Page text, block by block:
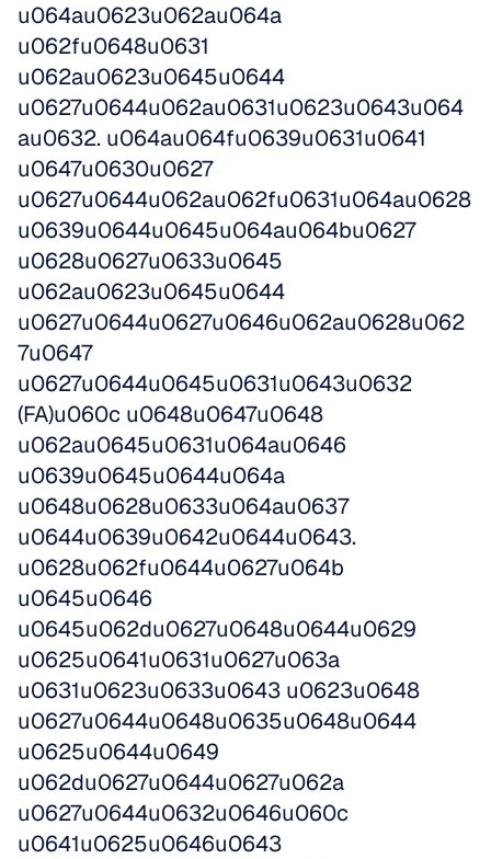
u064au0623u062au064a
u062fu0648u0631
u062au0623u0645u0644
u0627u0644u062au0631u0623u0643u064
au0632. u064au064fu0639u0631u0641
u0647u0630u0627
u0627u0644u062au062fu0631u064au0628
u0639u0644u0645u064au064bu0627
u0628u0627u0633u0645
u062au0623u0645u0644
u0627u0644u0627u0646u062au0628u062
7u0647
u0627u0644u0645u0631u0643u0632
(FA)u060c u0648u0647u0648
u062au0645u0631u064au0646
u0639u0645u0644u064a
u0648u0628u0633u064au0637
u0644u0639u0642u0644u0643.
u0628u062fu0644u0627u064b
u0645u0646
u0645u062du0627u0648u0644u0629
u0625u0641u0631u0627u063a
u0631u0623u0633u0643 u0623u0648
u0627u0644u0648u0635u0648u0644
u0625u0644u0649
u062du0627u0644u0627u062a
u0627u0644u0632u0646u060c
u0641u0625u0646u0643